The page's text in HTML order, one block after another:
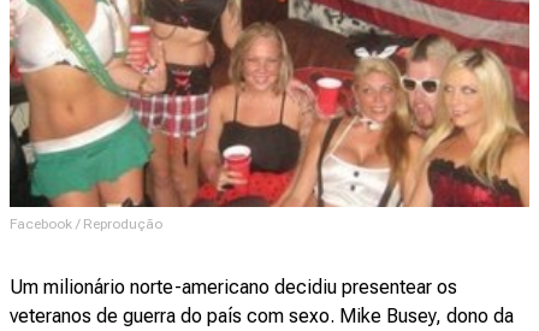
Facebook / Reprodução
Um milionário norte-americano decidiu presentear os
veteranos de guerra do país com sexo. Mike Busey, dono da